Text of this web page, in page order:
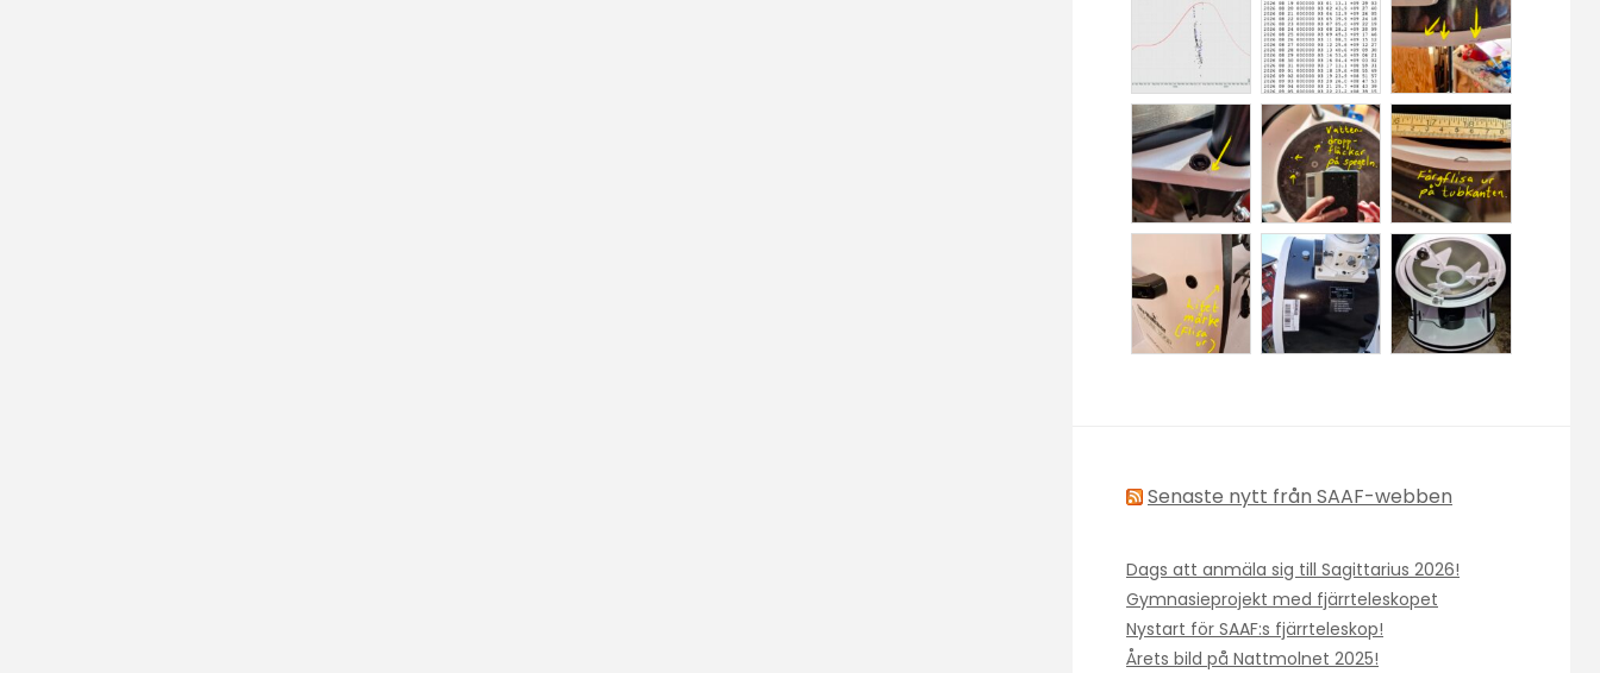
Senaste nytt från SAAF-webben
Dags att anmäla sig till Sagittarius 2026!
Gymnasieprojekt med fjärrteleskopet
Nystart för SAAF:s fjärrteleskop!
Årets bild på Nattmolnet 2025!